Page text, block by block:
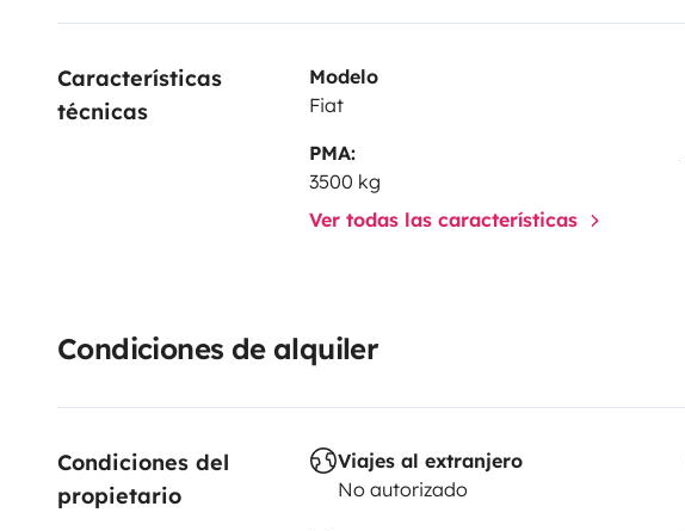
Características
técnicas
Modelo
Fiat
PMA:
3500 kg
Ver todas las características
Condiciones de alquiler
Condiciones del
propietario
Viajes al extranjero
No autorizado